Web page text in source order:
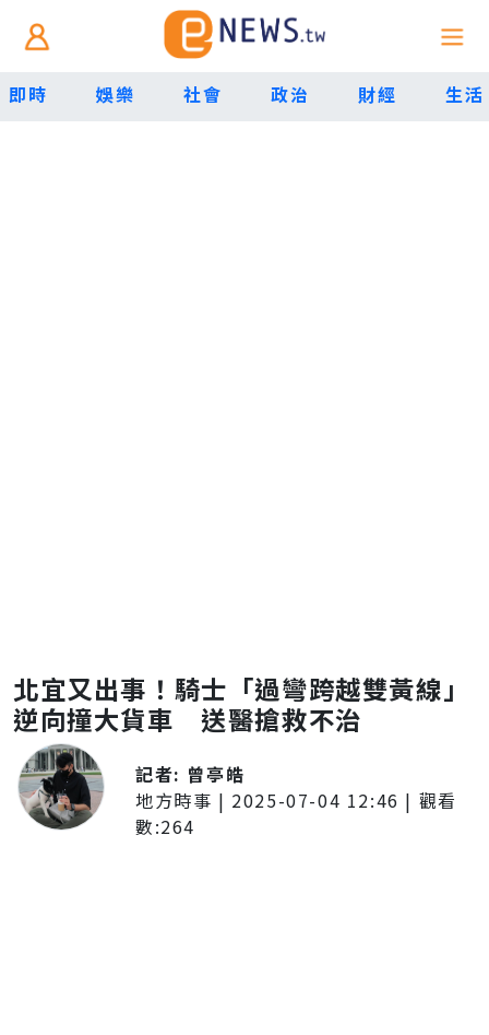
即時 娛樂 社會 政治 財經 生活
北宜又出事！騎士「過彎跨越雙黃線」
逆向撞大貨車 送醫搶救不治
記者: 曾亭皓
地方時事 | 2025-07-04 12:46 | 觀看
數:264